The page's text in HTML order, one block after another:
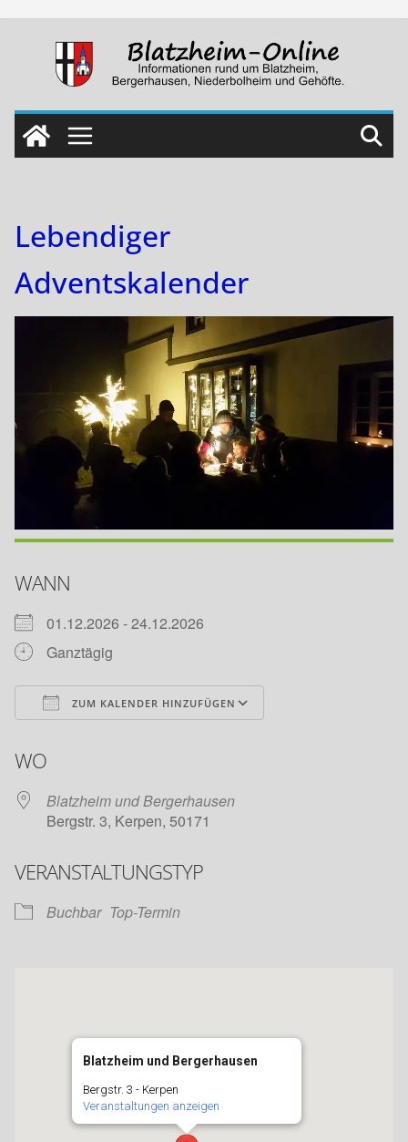
Skip
content
Lebendiger
Adventskalender
WANN
01.12.2026 - 24.12.2026
Ganztägig
ZUM KALENDER HINZUFÜGEN
WO
Blatzheim und Bergerhausen
Bergstr. 3, Kerpen, 50171
VERANSTALTUNGSTYP
Buchbar Top-Termin
Blatzheim und Bergerhausen
Bergstr. 3 - Kerpen
Veranstaltungen anzeigen